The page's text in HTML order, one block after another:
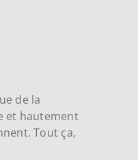
de la
et hautement
Tout ça,